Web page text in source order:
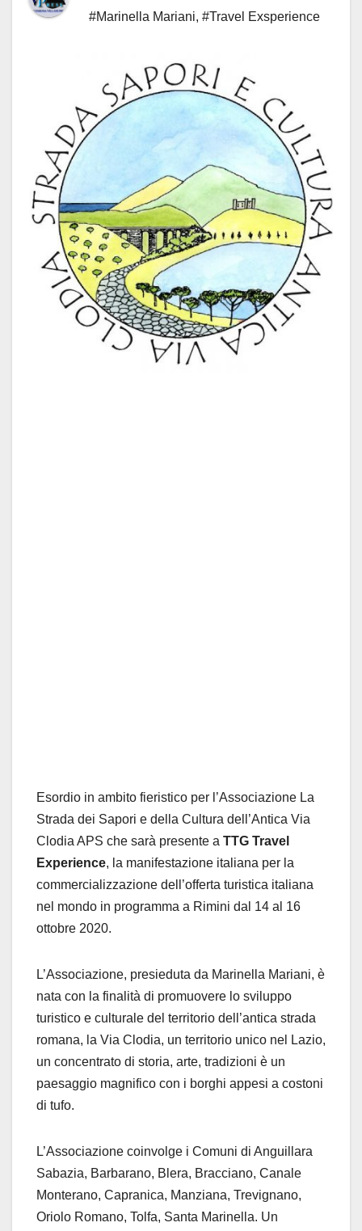
#Marinella Mariani, #Travel Exsperience
Esordio in ambito fieristico per l’Associazione La
Strada dei Sapori e della Cultura dell’Antica Via
Clodia APS che sarà presente a TTG Travel
Experience, la manifestazione italiana per la
commercializzazione dell’offerta turistica italiana
nel mondo in programma a Rimini dal 14 al 16
ottobre 2020.
L’Associazione, presieduta da Marinella Mariani, è
nata con la finalità di promuovere lo sviluppo
turistico e culturale del territorio dell’antica strada
romana, la Via Clodia, un territorio unico nel Lazio,
un concentrato di storia, arte, tradizioni è un
paesaggio magnifico con i borghi appesi a costoni
di tufo.
L’Associazione coinvolge i Comuni di Anguillara
Sabazia, Barbarano, Blera, Bracciano, Canale
Monterano, Capranica, Manziana, Trevignano,
Oriolo Romano, Tolfa, Santa Marinella. Un